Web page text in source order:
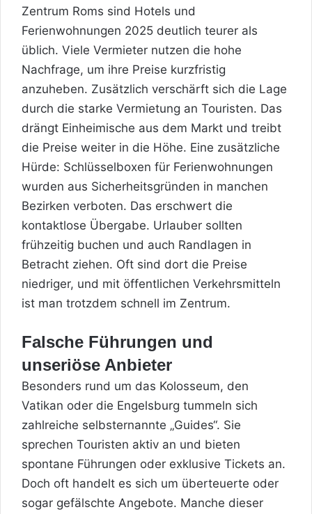
Zentrum Roms sind Hotels und
Ferienwohnungen 2025 deutlich teurer als
üblich. Viele Vermieter nutzen die hohe
Nachfrage, um ihre Preise kurzfristig
anzuheben. Zusätzlich verschärft sich die Lage
durch die starke Vermietung an Touristen. Das
drängt Einheimische aus dem Markt und treibt
die Preise weiter in die Höhe. Eine zusätzliche
Hürde: Schlüsselboxen für Ferienwohnungen
wurden aus Sicherheitsgründen in manchen
Bezirken verboten. Das erschwert die
kontaktlose Übergabe. Urlauber sollten
frühzeitig buchen und auch Randlagen in
Betracht ziehen. Oft sind dort die Preise
niedriger, und mit öffentlichen Verkehrsmitteln
ist man trotzdem schnell im Zentrum.
Falsche Führungen und
unseriöse Anbieter
Besonders rund um das Kolosseum, den
Vatikan oder die Engelsburg tummeln sich
zahlreiche selbsternannte „Guides“. Sie
sprechen Touristen aktiv an und bieten
spontane Führungen oder exklusive Tickets an.
Doch oft handelt es sich um überteuerte oder
sogar gefälschte Angebote. Manche dieser